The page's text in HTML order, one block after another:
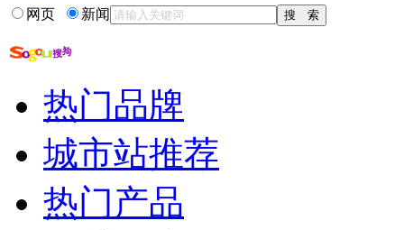
网页 新闻
热门品牌
城市站推荐
热门产品